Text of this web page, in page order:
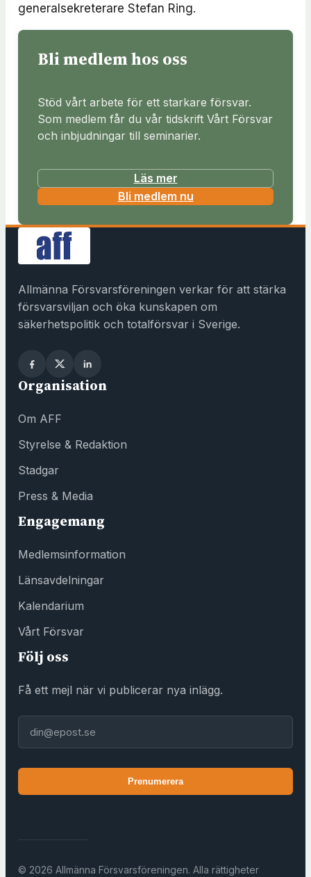
generalsekreterare Stefan Ring.
Bli medlem hos oss
Stöd vårt arbete för ett starkare försvar.
Som medlem får du vår tidskrift Vårt Försvar
och inbjudningar till seminarier.
Läs mer
Bli medlem nu(
p
a
i
s
u
s
Allmänna Försvarsföreningen verkar för att stärka
försvarsviljan och öka kunskapen om
säkerhetspolitik och totalförsvar i Sverige.
Organisation
Om AFF
Styrelse & Redaktion
Stadgar
Press & Media
Engagemang
Medlemsinformation
Länsavdelningar
Kalendarium
Vårt Försvar
Följ oss
Få ett mejl när vi publicerar nya inlägg.
Prenumerera
© 2026 Allmänna Försvarsföreningen. Alla rättigheter